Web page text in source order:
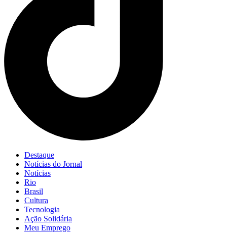
Destaque
Notícias do Jornal
Notícias
Rio
Brasil
Cultura
Tecnologia
Ação Solidária
Meu Emprego